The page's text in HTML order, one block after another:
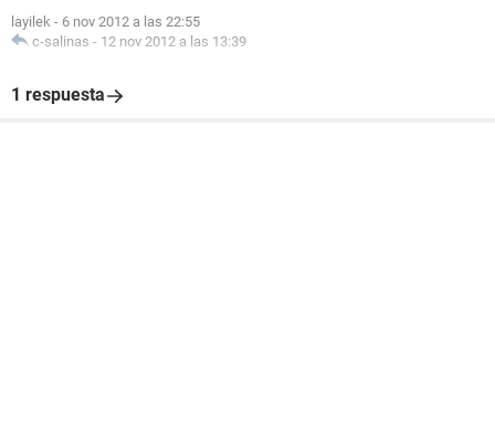
layilek - 6 nov 2012 a las 22:55
c-salinas - 12 nov 2012 a las 13:39
1 respuesta